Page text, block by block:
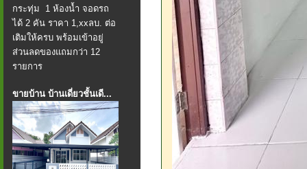
กระทุ่ม 1 ห้องน้ำ จอดรถ
ได้ 2 คัน ราคา 1,xxลบ. ต่อ
เติมให้ครบ พร้อมเข้าอยู่
ส่วนลดของแถมกว่า 12
รายการ
ขายบ้าน บ้านเดี่ยวชั้นเดี...